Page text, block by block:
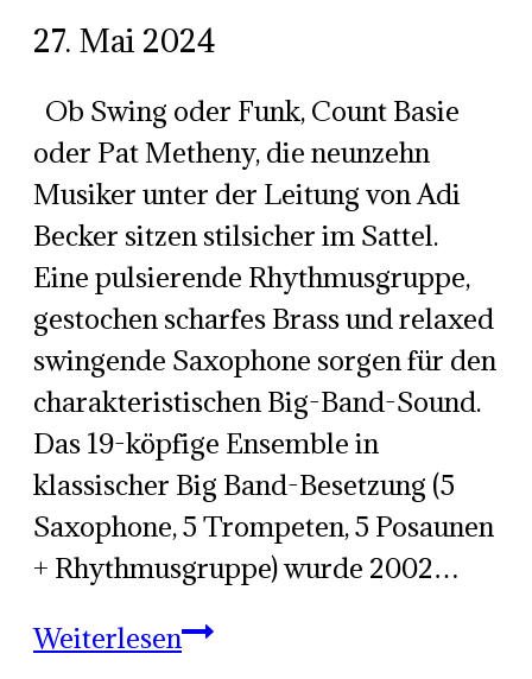
27. Mai 2024
Ob Swing oder Funk, Count Basie
oder Pat Metheny, die neunzehn
Musiker unter der Leitung von Adi
Becker sitzen stilsicher im Sattel.
Eine pulsierende Rhythmusgruppe,
gestochen scharfes Brass und relaxed
swingende Saxophone sorgen für den
charakteristischen Big-Band-Sound.
Das 19-köpfige Ensemble in
klassischer Big Band-Besetzung (5
Saxophone, 5 Trompeten, 5 Posaunen
+ Rhythmusgruppe) wurde 2002…
WeiterlesenDie